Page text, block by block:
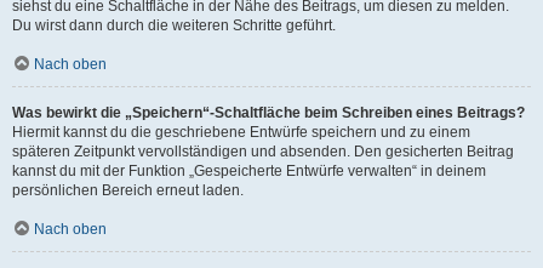
siehst du eine Schaltfläche in der Nähe des Beitrags, um diesen zu melden.
Du wirst dann durch die weiteren Schritte geführt.
Nach oben
Was bewirkt die „Speichern“-Schaltfläche beim Schreiben eines Beitrags?
Hiermit kannst du die geschriebene Entwürfe speichern und zu einem
späteren Zeitpunkt vervollständigen und absenden. Den gesicherten Beitrag
kannst du mit der Funktion „Gespeicherte Entwürfe verwalten“ in deinem
persönlichen Bereich erneut laden.
Nach oben